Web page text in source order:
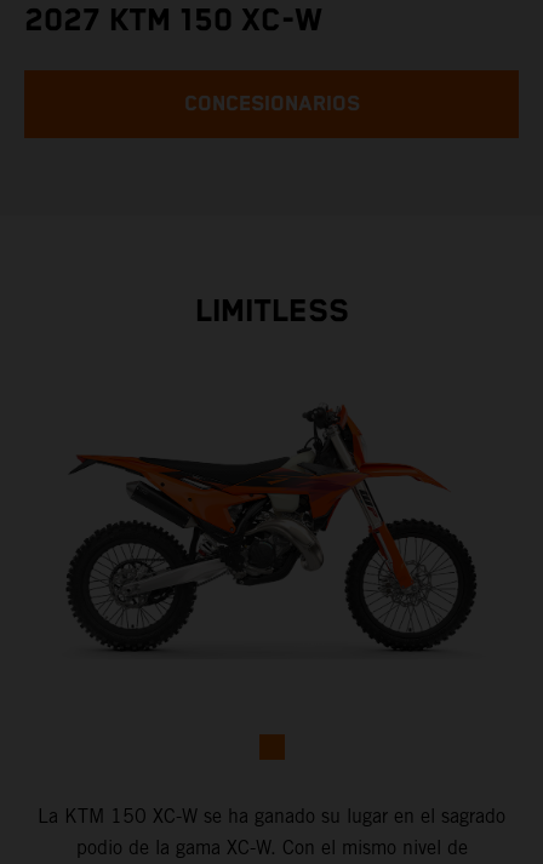
2027 KTM 150 XC-W
CONCESIONARIOS
LIMITLESS
La KTM 150 XC-W se ha ganado su lugar en el sagrado
podio de la gama XC-W. Con el mismo nivel de